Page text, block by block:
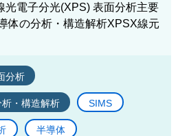
光電子分光(XPS) 表面分析主要
体の分析・構造解析XPSX線元
分析
・構造解析 SIMS
半導体